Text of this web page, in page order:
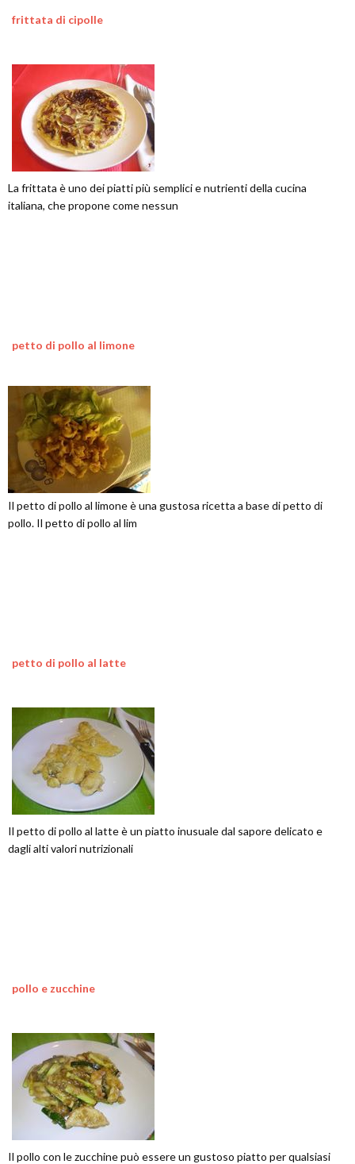
frittata di cipolle
La frittata è uno dei piatti più semplici e nutrienti della cucina
italiana, che propone come nessun
petto di pollo al limone
Il petto di pollo al limone è una gustosa ricetta a base di petto di
pollo. Il petto di pollo al lim
petto di pollo al latte
Il petto di pollo al latte è un piatto inusuale dal sapore delicato e
dagli alti valori nutrizionali
pollo e zucchine
Il pollo con le zucchine può essere un gustoso piatto per qualsiasi